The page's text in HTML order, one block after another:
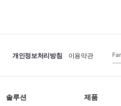
개인정보처리방침 이용약관
솔루션 제품